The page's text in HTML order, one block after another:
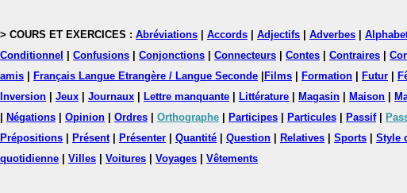
> COURS ET EXERCICES : Abréviations Accords Adjectifs Adverbes
Conditionnel
Confusions Conjonctions Connecteurs Contes Contraires
amis
Français Langue Etrangère / Langue Seconde Films Formation Futur
Inversion
Jeux Journaux Lettre manquante Littérature Magasin Maison
Négations Opinion Ordres Orthographe Participes Particules Passif|
Prépositions
Présent| Présenter Quantité Question Relatives Sports Style
quotidienne
Villes Voitures Voyages Vêtements